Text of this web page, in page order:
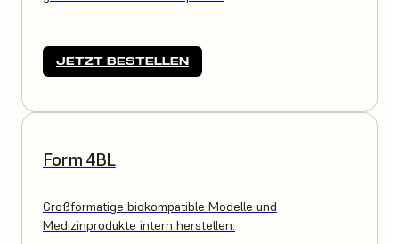
JETZT BESTELLEN
Form 4BL
Großformatige biokompatible Modelle und
Medizinprodukte intern herstellen.